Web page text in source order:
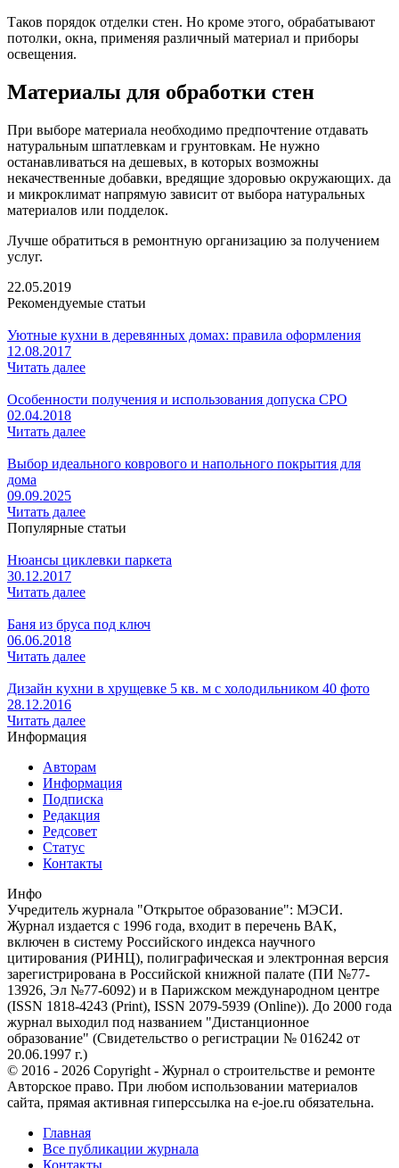
Таков порядок отделки стен. Но кроме этого, обрабатывают
потолки, окна, применяя различный материал и приборы
освещения.
Материалы для обработки стен
При выборе материала необходимо предпочтение отдавать
натуральным шпатлевкам и грунтовкам. Не нужно
останавливаться на дешевых, в которых возможны
некачественные добавки, вредящие здоровью окружающих. да
и микроклимат напрямую зависит от выбора натуральных
материалов или подделок.
Лучше обратиться в ремонтную организацию за получением
услуг.
22.05.2019
Рекомендуемые статьи
Уютные кухни в деревянных домах: правила оформления
12.08.2017
Читать далее
Особенности получения и использования допуска СРО
02.04.2018
Читать далее
Выбор идеального коврового и напольного покрытия для
дома
09.09.2025
Читать далее
Популярные статьи
Нюансы циклевки паркета
30.12.2017
Читать далее
Баня из бруса под ключ
06.06.2018
Читать далее
Дизайн кухни в хрущевке 5 кв. м с холодильником 40 фото
28.12.2016
Читать далее
Информация
Авторам
Информация
Подписка
Редакция
Редсовет
Статус
Контакты
Инфо
Учредитель журнала "Открытое образование": МЭСИ.
Журнал издается с 1996 года, входит в перечень ВАК,
включен в систему Российского индекса научного
цитирования (РИНЦ), полиграфическая и электронная версия
зарегистрирована в Российской книжной палате (ПИ №77-
13926, Эл №77-6092) и в Парижском международном центре
(ISSN 1818-4243 (Print), ISSN 2079-5939 (Online)). До 2000 года
журнал выходил под названием "Дистанционное
образование" (Свидетельство о регистрации № 016242 от
20.06.1997 г.)
© 2016 - 2026 Copyright - Журнал о строительстве и ремонте
Авторское право. При любом использовании материалов
сайта, прямая активная гиперссылка на e-joe.ru обязательна.
Главная
Все публикации журнала
Контакты